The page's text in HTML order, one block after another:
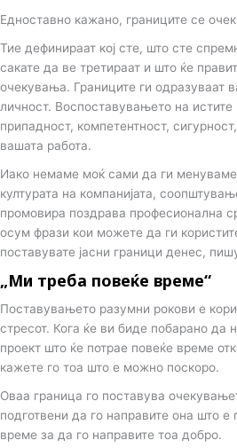
Едноставно кажано, границите се
Тие дефинираат кој сте, што сте
сакате да ве третираат и што ќе
очекувања. Границите ги одразуваат
личност. Воспоставувањето на
припадност, компетентност,
вашата работа.
Иако немаме моќ сами да ги менуваме
културата на компанијата,
промовира поздрава професионална
осум фрази кои можете да ги
поставувате јасни граници денес,
„Ми треба повеќе време“
Поставувањето разумни рокови е
стресот. Кога ќе ви биде побарано да
проект што ќе потрае повеќе време
кажете го тоа што е можно поскоро.
Оваа граница го поставува
подготвени да го направите она што е
време за да го направите тоа добро.